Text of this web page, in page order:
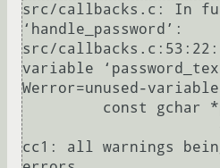
src/callbacks.c: In
‘handle_password’:
src/
variable
Werror=unused-
cc1: all warnings